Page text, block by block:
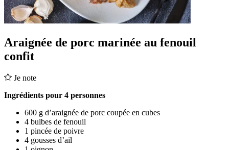
Araignée de porc marinée au fenouil
confit
Je note
Ingrédients pour 4 personnes
600 g d’araignée de porc coupée en cubes
4 bulbes de fenouil
1 pincée de poivre
4 gousses d’ail